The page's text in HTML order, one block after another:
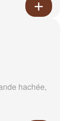
hachée,